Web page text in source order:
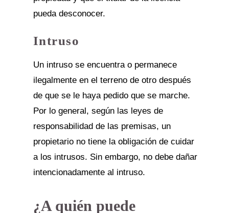
pueda desconocer.
Intruso
Un intruso se encuentra o permanece
ilegalmente en el terreno de otro después
de que se le haya pedido que se marche.
Por lo general, según las leyes de
responsabilidad de las premisas, un
propietario no tiene la obligación de cuidar
a los intrusos. Sin embargo, no debe dañar
intencionadamente al intruso.
¿A quién puede